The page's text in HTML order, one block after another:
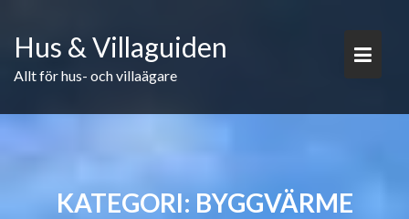
content
Hus & Villaguiden
Allt för hus- och villaägare
KATEGORI: BYGGVÄRME